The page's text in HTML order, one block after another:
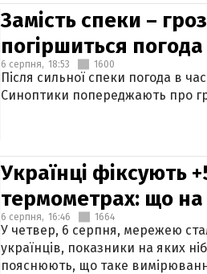
Замість спеки –
погіршиться погода
6 серпня, 18:53 1600
Після сильної спеки погода в
Синоптики попереджають про
Українці фіксують
термометрах: що
6 серпня, 16:46 1664
У четвер, 6 серпня, мережею
українців, показники на яких
пояснюють, що таке